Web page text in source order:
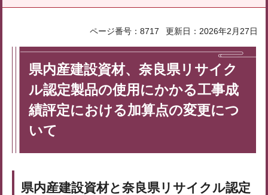
ページ番号：8717 更新日：2026年2月27日
県内産建設資材、奈良県リサイク
ル認定製品の使用にかかる工事成
績評定における加算点の変更につ
いて
県内産建設資材と奈良県リサイクル認定